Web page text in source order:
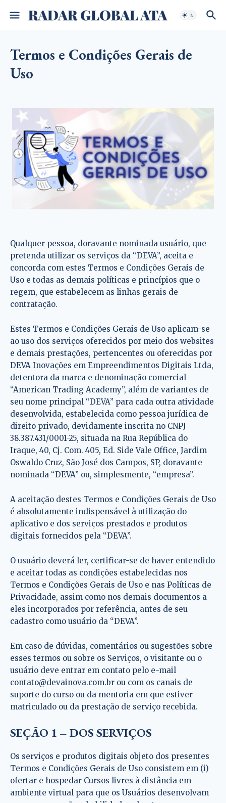
Termos e Condições Gerais de
Uso
Qualquer pessoa, doravante nominada usuário, que
pretenda utilizar os serviços da “DEVA”, aceita e
concorda com estes Termos e Condições Gerais de
Uso e todas as demais políticas e princípios que o
regem, que estabelecem as linhas gerais de
contratação.
Estes Termos e Condições Gerais de Uso aplicam-se
ao uso dos serviços oferecidos por meio dos websites
e demais prestações, pertencentes ou oferecidas por
DEVA Inovações em Empreendimentos Digitais Ltda,
detentora da marca e denominação comercial
“American Trading Academy”, além de variantes de
seu nome principal “DEVA” para cada outra atividade
desenvolvida, estabelecida como pessoa jurídica de
direito privado, devidamente inscrita no CNPJ
38.387.431/0001-25, situada na Rua República do
Iraque, 40, Cj. Com. 405, Ed. Side Vale Office, Jardim
Oswaldo Cruz, São José dos Campos, SP, doravante
nominada “DEVA” ou, simplesmente, “empresa”.
A aceitação destes Termos e Condições Gerais de Uso
é absolutamente indispensável à utilização do
aplicativo e dos serviços prestados e produtos
digitais fornecidos pela “DEVA”.
O usuário deverá ler, certificar-se de haver entendido
e aceitar todas as condições estabelecidas nos
Termos e Condições Gerais de Uso e nas Políticas de
Privacidade, assim como nos demais documentos a
eles incorporados por referência, antes de seu
cadastro como usuário da “DEVA”.
Em caso de dúvidas, comentários ou sugestões sobre
esses termos ou sobre os Serviços, o visitante ou o
usuário deve entrar em contato pelo e-mail
contato@devainova.com.br ou com os canais de
suporte do curso ou da mentoria em que estiver
matriculado ou da prestação de serviço recebida.
SEÇÃO 1 – DOS SERVIÇOS
Os serviços e produtos digitais objeto dos presentes
Termos e Condições Gerais de Uso consistem em (i)
ofertar e hospedar Cursos livres à distância em
ambiente virtual para que os Usuários desenvolvam